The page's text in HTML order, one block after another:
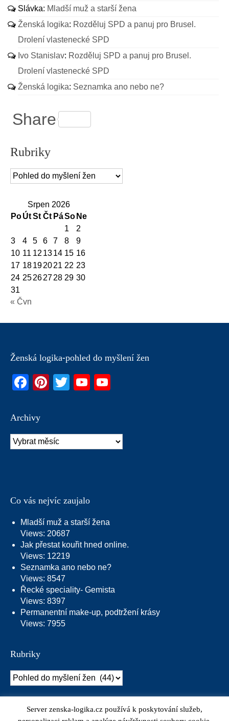
Slávka: Mladší muž a starší žena
Ženská logika: Rozděluj SPD a panuj pro Brusel.
Drolení vlastenecké SPD
Ivo Stanislav: Rozděluj SPD a panuj pro Brusel.
Drolení vlastenecké SPD
Ženská logika: Seznamka ano nebo ne?
Share
Rubriky
Rubriky
Srpen 2026
PoÚtSt Čt PáSo Ne
1
2
3
4 5 6 7 8
9
10 11 12 1314 15 16
17 18192021 22 23
24 25262728 29 30
31
« Čvn
Ženská logika-pohled do myšlení žen
Facebook
Pinterest
TwitterYouTube
Archivy
Archivy
Co vás nejvíc zaujalo
Mladší muž a starší žena
Views: 20687
Jak přestat kouřit hned online.
Views: 12219
Seznamka ano nebo ne?
Views: 8547
Řecké speciality- Gemista
Views: 8397
Permanentní make-up, podtržení krásy
Views: 7955
Rubriky
Rubriky
Server zenska-logika.cz používá k poskytování služeb,